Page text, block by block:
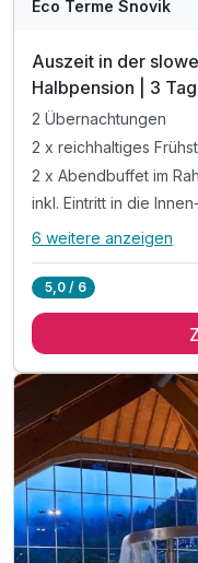
Eco Terme Snovik
Auszeit in der
Halbpension | 3
2 Übernachtungen
2 x reichhaltiges
2 x Abendbuffet im
inkl. Eintritt in die
Alle
2 x reichhaltiges
inkl. Eintritt in die
inkl. Kneippbäder &
inkl.
inkl. traditionell
inkl. unbegrenzt
inkl. Outdoor-
6 weitere anzeigen
5,0 / 6